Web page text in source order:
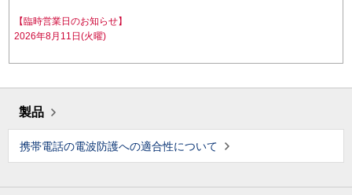
【臨時営業日のお知らせ】
2026年8月11日(火曜)
製品
携帯電話の電波防護への適合性について